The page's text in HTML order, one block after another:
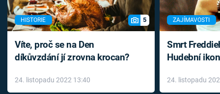
HISTORIE 5
Víte, proč se na Den
díkůvzdání jí zrovna krocan?
24. listopadu 2022 13:40
ZAJÍMAVOSTI
Smrt
Hudební
léky
24. listopadu